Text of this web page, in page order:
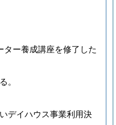
ター養成講座を修了した
。
デイハウス事業利用決